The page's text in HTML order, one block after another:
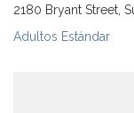
2180 Bryant Street,
Adultos Estándar